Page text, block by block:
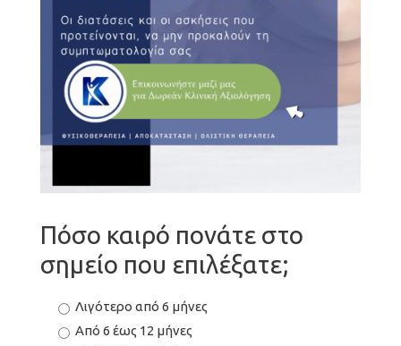
Πόσο καιρό πονάτε στο
σημείο που επιλέξατε;
Λιγότερο από 6 μήνες
Από 6 έως 12 μήνες